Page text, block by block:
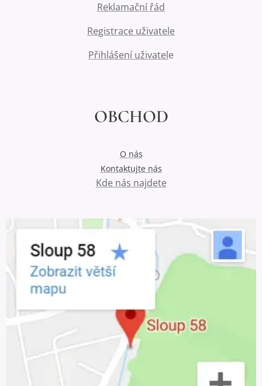
Reklamační řád
Registrace uživatele
Přihlášení uživatele
OBCHOD
O nás
Kontaktujte nás
Kde nás najdete